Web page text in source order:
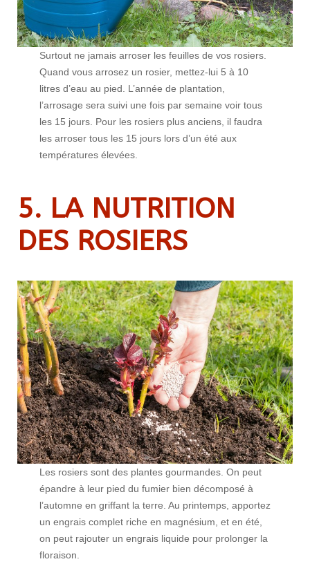
Surtout ne jamais arroser les feuilles de vos rosiers.
Quand vous arrosez un rosier, mettez-lui 5 à 10
litres d’eau au pied. L’année de plantation,
l’arrosage sera suivi une fois par semaine voir tous
les 15 jours. Pour les rosiers plus anciens, il faudra
les arroser tous les 15 jours lors d’un été aux
températures élevées.
5. LA NUTRITION
DES ROSIERS
Les rosiers sont des plantes gourmandes. On peut
épandre à leur pied du fumier bien décomposé à
l’automne en griffant la terre. Au printemps, apportez
un engrais complet riche en magnésium, et en été,
on peut rajouter un engrais liquide pour prolonger la
floraison.